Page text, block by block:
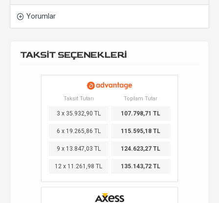
Yorumlar
TAKSİT SEÇENEKLERİ
Taksit Tutarı Toplam Tutar
3 x 35.932,90 TL 107.798,71 TL
6 x 19.265,86 TL 115.595,18 TL
9 x 13.847,03 TL 124.623,27 TL
12 x 11.261,98 TL 135.143,72 TL